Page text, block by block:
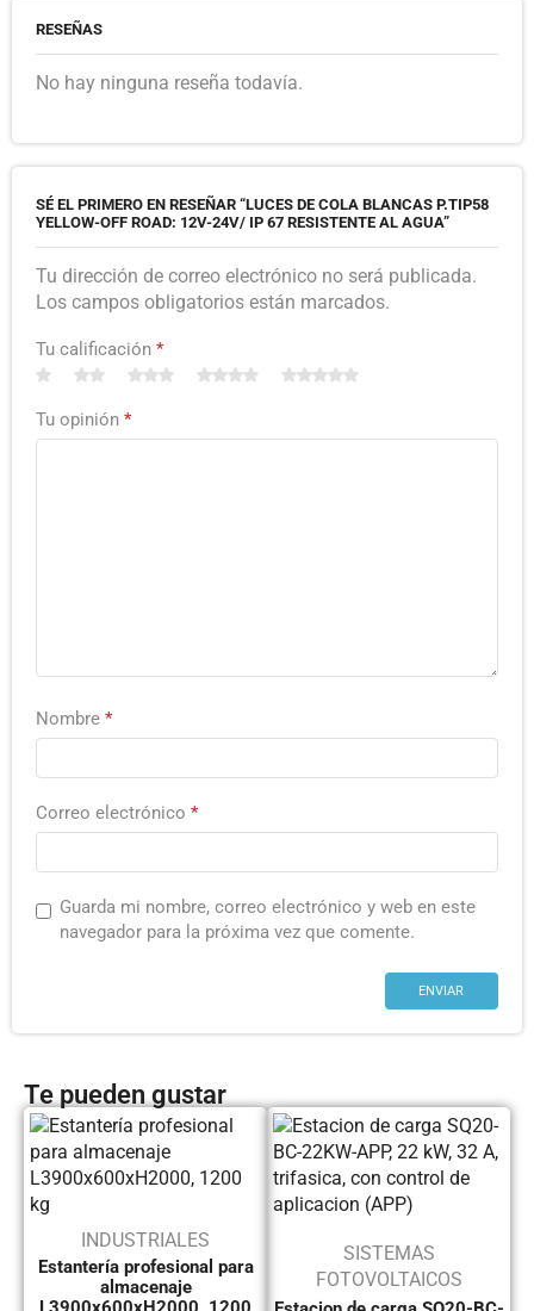
RESEÑAS
No hay ninguna reseña todavía.
SÉ EL PRIMERO EN RESEÑAR “LUCES DE COLA BLANCAS P.TIP58
YELLOW-OFF ROAD: 12V-24V/ IP 67 RESISTENTE AL AGUA”
Tu dirección de correo electrónico no será publicada.
Los campos obligatorios están marcados.
Tu calificación *
Tu opinión *
Nombre *
Correo electrónico *
Guarda mi nombre, correo electrónico y web en este
navegador para la próxima vez que comente.
Te pueden gustar
INDUSTRIALES
Estantería profesional para
almacenaje
SISTEMAS
FOTOVOLTAICOS